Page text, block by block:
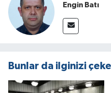
Engin Batı
Bunlar da ilginizi